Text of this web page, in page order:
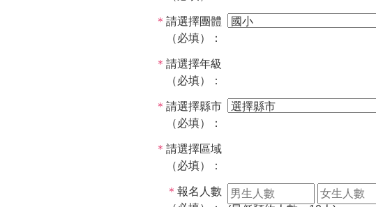
＊ 請選擇團體
（必填）：
＊ 請選擇年級
（必填）：
＊ 請選擇縣市
（必填）：
＊ 請選擇區域
（必填）：
＊ 報名人數